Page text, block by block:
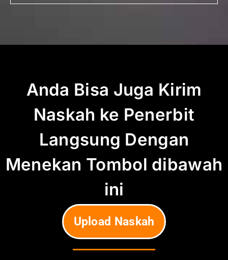
Anda Bisa Juga Kirim
Naskah ke Penerbit
Langsung Dengan
Menekan Tombol dibawah
ini
Upload Naskah